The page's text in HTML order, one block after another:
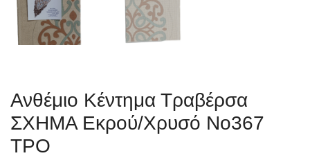
Ανθέμιο Κέντημα Τραβέρσα
ΣΧΗΜΑ Εκρού/Χρυσό Νo367
TPO